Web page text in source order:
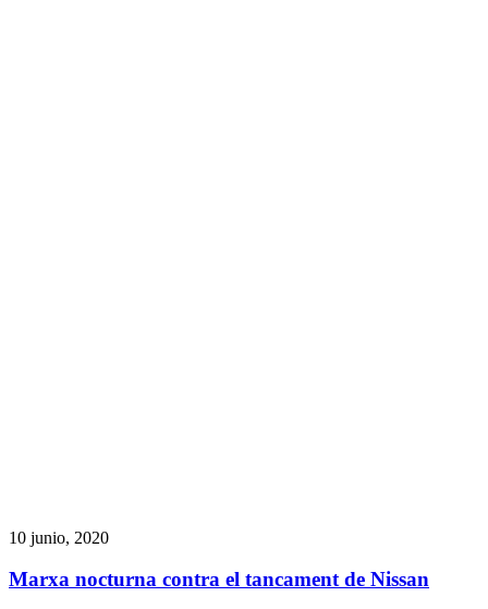
10 junio, 2020
Marxa nocturna contra el tancament de Nissan